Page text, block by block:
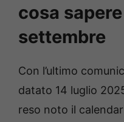
cosa
settembre
Con l’ultimo
datato 14 luglio
reso noto il